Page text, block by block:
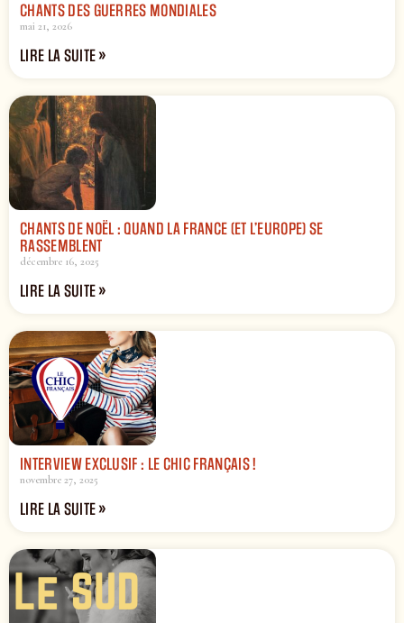
CHANTS DES GUERRES MONDIALES
mai 21, 2026
LIRE LA SUITE »
CHANTS DE NOËL : QUAND LA FRANCE (ET L’EUROPE) SE
RASSEMBLENT
décembre 16, 2025
LIRE LA SUITE »
INTERVIEW EXCLUSIF : LE CHIC FRANÇAIS !
novembre 27, 2025
LIRE LA SUITE »